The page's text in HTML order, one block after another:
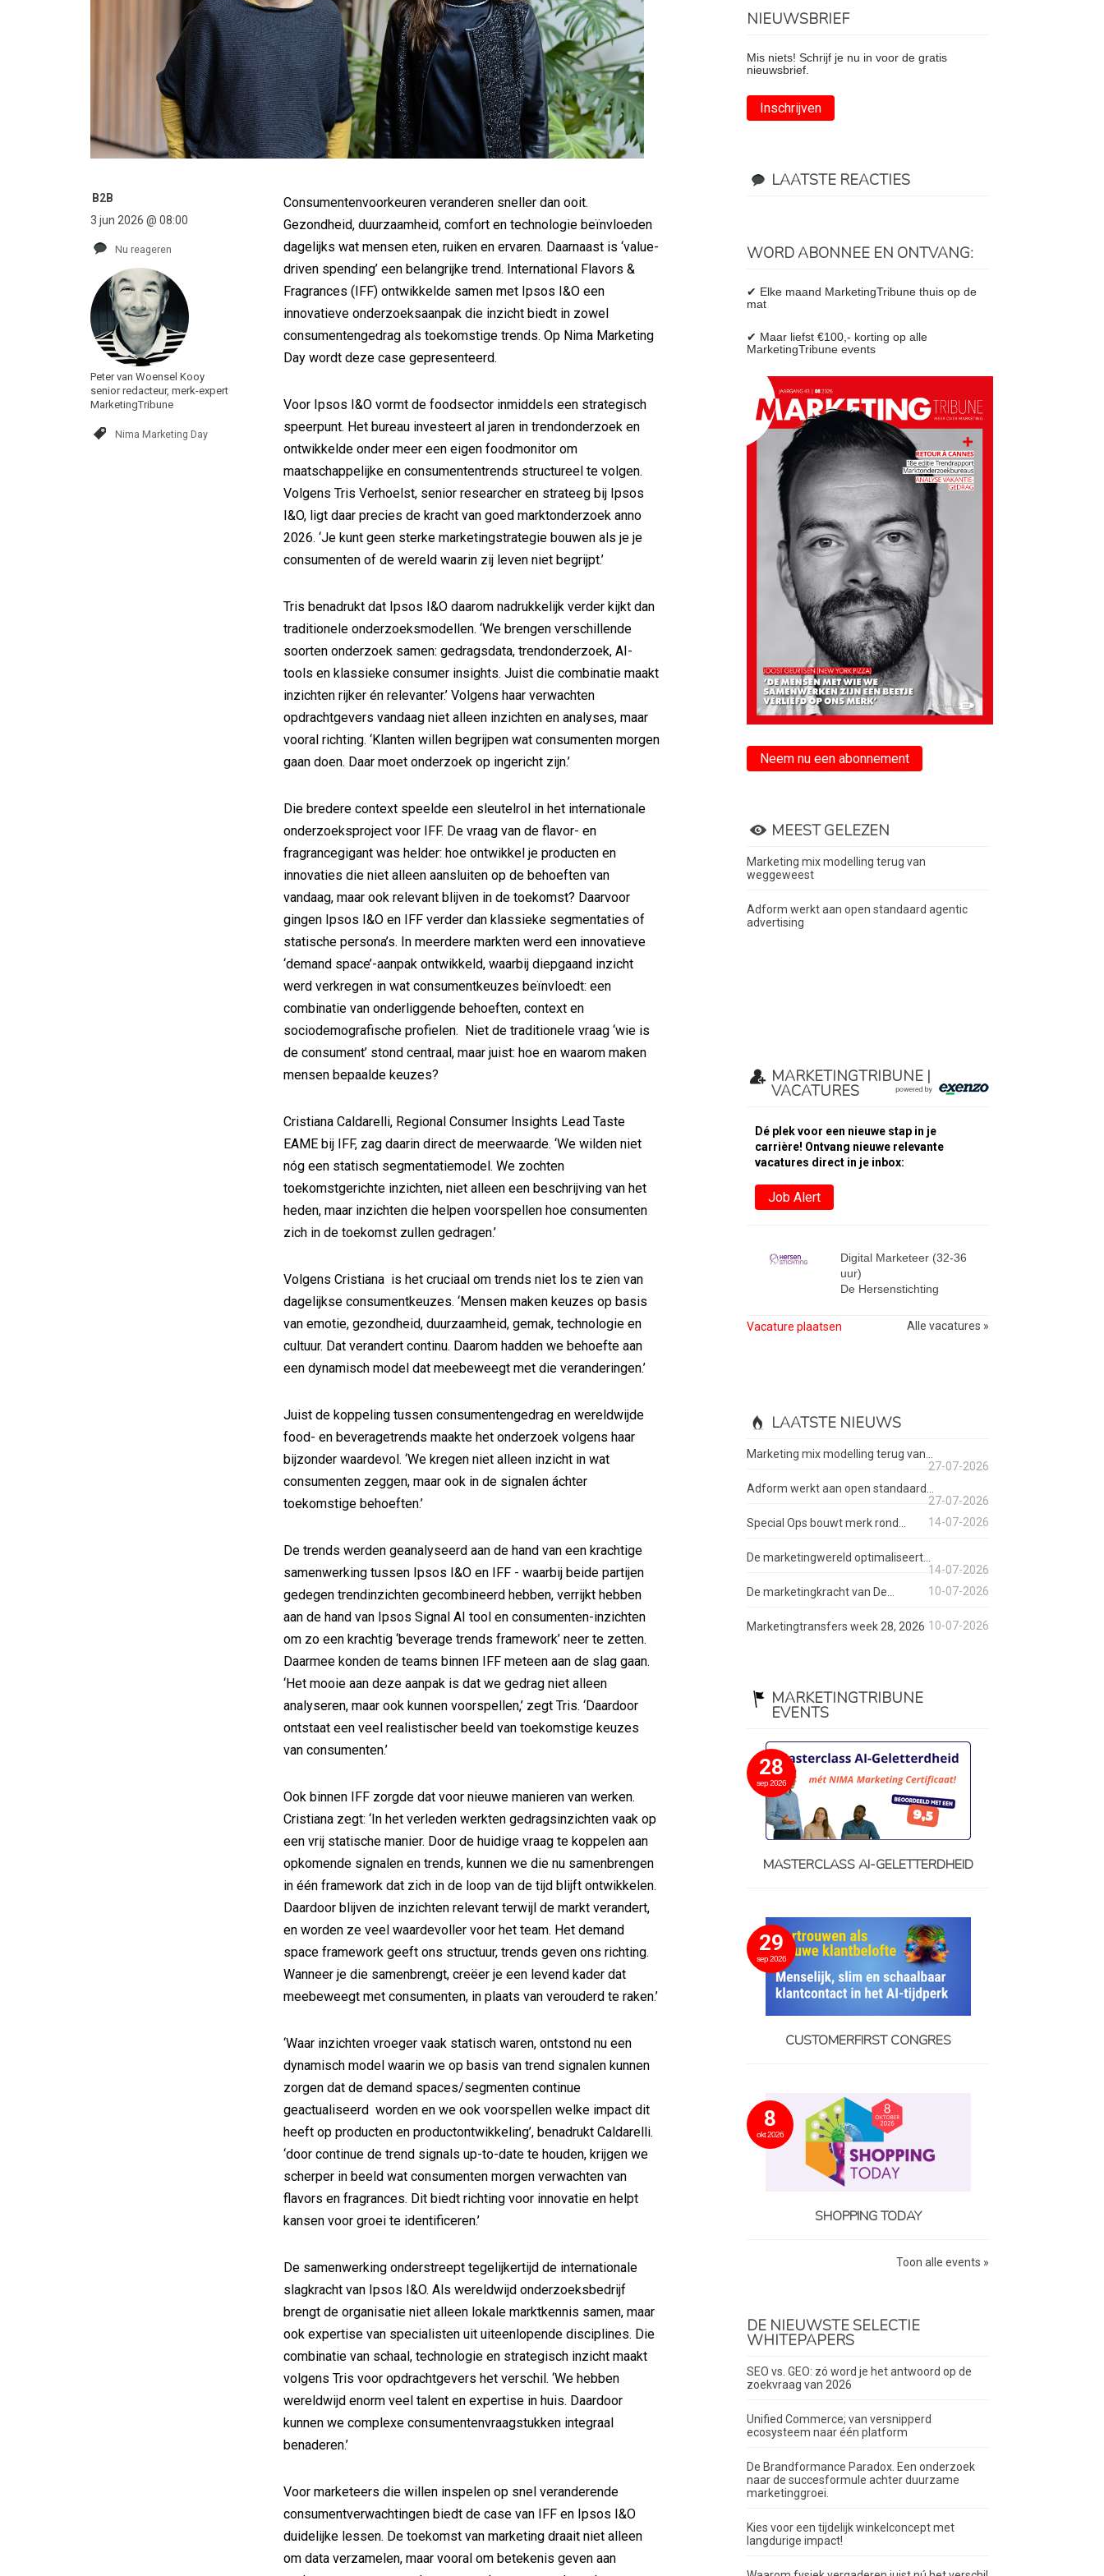
B2B
3 jun 2026 @ 08:00
Nu reageren
Peter van Woensel Kooy
senior redacteur, merk-expert
MarketingTribune
Nima Marketing Day
Consumentenvoorkeuren veranderen sneller dan ooit.
Gezondheid, duurzaamheid, comfort en technologie beïnvloeden
dagelijks wat mensen eten, ruiken en ervaren. Daarnaast is ‘value-
driven spending’ een belangrijke trend. International Flavors &
Fragrances (IFF) ontwikkelde samen met Ipsos I&O een
innovatieve onderzoeksaanpak die inzicht biedt in zowel
consumentengedrag als toekomstige trends. Op Nima Marketing
Day wordt deze case gepresenteerd.
Voor Ipsos I&O vormt de foodsector inmiddels een strategisch
speerpunt. Het bureau investeert al jaren in trendonderzoek en
ontwikkelde onder meer een eigen foodmonitor om
maatschappelijke en consumententrends structureel te volgen.
Volgens Tris Verhoelst, senior researcher en strateeg bij Ipsos
I&O, ligt daar precies de kracht van goed marktonderzoek anno
2026. ‘Je kunt geen sterke marketingstrategie bouwen als je je
consumenten of de wereld waarin zij leven niet begrijpt.’
Tris benadrukt dat Ipsos I&O daarom nadrukkelijk verder kijkt dan
traditionele onderzoeksmodellen. ‘We brengen verschillende
soorten onderzoek samen: gedragsdata, trendonderzoek, AI-
tools en klassieke consumer insights. Juist die combinatie maakt
inzichten rijker én relevanter.’ Volgens haar verwachten
opdrachtgevers vandaag niet alleen inzichten en analyses, maar
vooral richting. ‘Klanten willen begrijpen wat consumenten morgen
gaan doen. Daar moet onderzoek op ingericht zijn.’
Die bredere context speelde een sleutelrol in het internationale
onderzoeksproject voor IFF. De vraag van de flavor- en
fragrancegigant was helder: hoe ontwikkel je producten en
innovaties die niet alleen aansluiten op de behoeften van
vandaag, maar ook relevant blijven in de toekomst? Daarvoor
gingen Ipsos I&O en IFF verder dan klassieke segmentaties of
statische persona’s. In meerdere markten werd een innovatieve
‘demand space’-aanpak ontwikkeld, waarbij diepgaand inzicht
werd verkregen in wat consumentkeuzes beïnvloedt: een
combinatie van onderliggende behoeften, context en
sociodemografische profielen. Niet de traditionele vraag ‘wie is
de consument’ stond centraal, maar juist: hoe en waarom maken
mensen bepaalde keuzes?
Cristiana Caldarelli, Regional Consumer Insights Lead Taste
EAME bij IFF, zag daarin direct de meerwaarde. ‘We wilden niet
nóg een statisch segmentatiemodel. We zochten
toekomstgerichte inzichten, niet alleen een beschrijving van het
heden, maar inzichten die helpen voorspellen hoe consumenten
zich in de toekomst zullen gedragen.’
Volgens Cristiana is het cruciaal om trends niet los te zien van
dagelijkse consumentkeuzes. ‘Mensen maken keuzes op basis
van emotie, gezondheid, duurzaamheid, gemak, technologie en
cultuur. Dat verandert continu. Daarom hadden we behoefte aan
een dynamisch model dat meebeweegt met die veranderingen.’
Juist de koppeling tussen consumentengedrag en wereldwijde
food- en beveragetrends maakte het onderzoek volgens haar
bijzonder waardevol. ‘We kregen niet alleen inzicht in wat
consumenten zeggen, maar ook in de signalen áchter
toekomstige behoeften.’
De trends werden geanalyseerd aan de hand van een krachtige
samenwerking tussen Ipsos I&O en IFF - waarbij beide partijen
gedegen trendinzichten gecombineerd hebben, verrijkt hebben
aan de hand van Ipsos Signal AI tool en consumenten-inzichten
om zo een krachtig ‘beverage trends framework’ neer te zetten.
Daarmee konden de teams binnen IFF meteen aan de slag gaan.
‘Het mooie aan deze aanpak is dat we gedrag niet alleen
analyseren, maar ook kunnen voorspellen,’ zegt Tris. ‘Daardoor
ontstaat een veel realistischer beeld van toekomstige keuzes
van consumenten.’
Ook binnen IFF zorgde dat voor nieuwe manieren van werken.
Cristiana zegt: ‘In het verleden werkten gedragsinzichten vaak op
een vrij statische manier. Door de huidige vraag te koppelen aan
opkomende signalen en trends, kunnen we die nu samenbrengen
in één framework dat zich in de loop van de tijd blijft ontwikkelen.
Daardoor blijven de inzichten relevant terwijl de markt verandert,
en worden ze veel waardevoller voor het team. Het demand
space framework geeft ons structuur, trends geven ons richting.
Wanneer je die samenbrengt, creëer je een levend kader dat
meebeweegt met consumenten, in plaats van verouderd te raken.’
‘Waar inzichten vroeger vaak statisch waren, ontstond nu een
dynamisch model waarin we op basis van trend signalen kunnen
zorgen dat de demand spaces/segmenten continue
geactualiseerd worden en we ook voorspellen welke impact dit
heeft op producten en productontwikkeling’, benadrukt Caldarelli.
‘door continue de trend signals up-to-date te houden, krijgen we
scherper in beeld wat consumenten morgen verwachten van
flavors en fragrances. Dit biedt richting voor innovatie en helpt
kansen voor groei te identificeren.’
De samenwerking onderstreept tegelijkertijd de internationale
slagkracht van Ipsos I&O. Als wereldwijd onderzoeksbedrijf
brengt de organisatie niet alleen lokale marktkennis samen, maar
ook expertise van specialisten uit uiteenlopende disciplines. Die
combinatie van schaal, technologie en strategisch inzicht maakt
volgens Tris voor opdrachtgevers het verschil. ‘We hebben
wereldwijd enorm veel talent en expertise in huis. Daardoor
kunnen we complexe consumentenvraagstukken integraal
benaderen.’
Voor marketeers die willen inspelen op snel veranderende
consumentverwachtingen biedt de case van IFF en Ipsos I&O
duidelijke lessen. De toekomst van marketing draait niet alleen
om data verzamelen, maar vooral om betekenis geven aan
NIEUWSBRIEF
Mis niets! Schrijf je nu in voor de gratis
nieuwsbrief.
Inschrijven
LAATSTE REACTIES
WORD ABONNEE EN ONTVANG:
✔ Elke maand MarketingTribune thuis op de
mat
✔ Maar liefst €100,- korting op alle
MarketingTribune events
Neem nu een abonnement
MEEST GELEZEN
Marketing mix modelling terug van
weggeweest
Adform werkt aan open standaard agentic
advertising
MARKETINGTRIBUNE |
VACATURES
Dé plek voor een nieuwe stap in je
carrière! Ontvang nieuwe relevante
vacatures direct in je inbox:
Job Alert
Digital Marketeer (32-36
uur)
De Hersenstichting
Vacature plaatsen Alle vacatures »
LAATSTE NIEUWS
Marketing mix modelling terug van...
27-07-2026
Adform werkt aan open standaard...
27-07-2026
Special Ops bouwt merk rond...
14-07-2026
De marketingwereld optimaliseert...
14-07-2026
De marketingkracht van De...
10-07-2026
Marketingtransfers week 28, 2026 10-07-2026
MARKETINGTRIBUNE
EVENTS
28
sep 2026
MASTERCLASS AI-GELETTERDHEID
29
sep 2026
CUSTOMERFIRST CONGRES
8
okt 2026
SHOPPING TODAY
Toon alle events »
DE NIEUWSTE SELECTIE
WHITEPAPERS
SEO vs. GEO: zó word je het antwoord op de
zoekvraag van 2026
Unified Commerce; van versnipperd
ecosysteem naar één platform
De Brandformance Paradox. Een onderzoek
naar de succesformule achter duurzame
marketinggroei.
Kies voor een tijdelijk winkelconcept met
langdurige impact!